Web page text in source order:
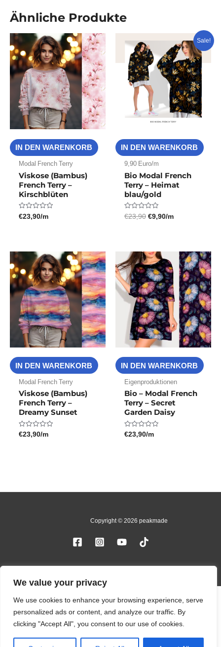
We value your privacy
We use cookies to enhance your browsing experience, serve
personalized ads or content, and analyze our traffic. By
clicking "Accept All", you consent to our use of cookies.
Ähnliche Produkte
IN DEN WARENKORB
Modal French Terry
Viskose (Bambus)
French Terry –
Kirschblüten
Bewertet
mit
€23,90/m
Sale!
IN DEN WARENKORB
9,90 Euro/m
Bio Modal French
Terry – Heimat
blau/gold
Bewertet
mit
€23,90
Ursprünglicher
Preis
war:
€23,90
€9,90
Aktueller
Preis
ist:
€9,90.
/m
IN DEN WARENKORB
Modal French Terry
Viskose (Bambus)
French Terry –
Dreamy Sunset
Bewertet
mit
€23,90/m
IN DEN WARENKORB
Eigenproduktionen
Bio – Modal French
Terry – Secret
Garden Daisy
Bewertet
mit
€23,90/m
Copyright © 2026 peakmade